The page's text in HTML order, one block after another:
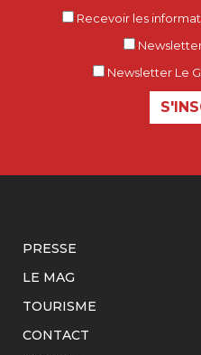
Recevoir les
Newsletter Le
PRESSE
LE MAG
TOURISME
CONTACT